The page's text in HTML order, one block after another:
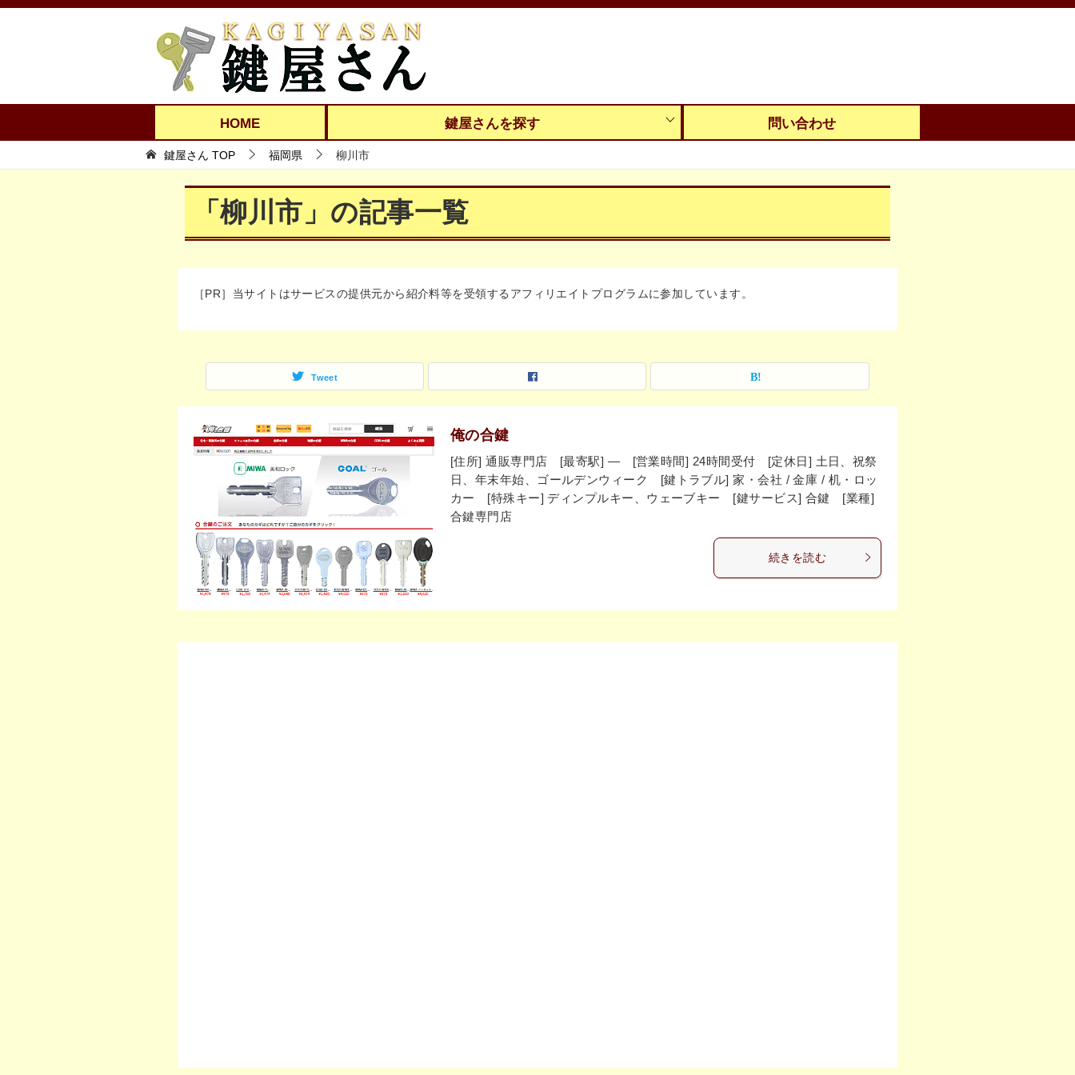
HOME 鍵屋さんを探す 問い合わせ
鍵屋さん TOP 福岡県 柳川市
「柳川市」の記事一覧
［PR］当サイトはサービスの提供元から紹介料等を受領するアフィリエイトプログラムに参加しています。
Tweet
俺の合鍵
[住所] 通販専門店 [最寄駅] ― [営業時間] 24時間受付 [定休日] 土日、祝祭
日、年末年始、ゴールデンウィーク [鍵トラブル] 家・会社 / 金庫 / 机・ロッ
カー [特殊キー] ディンプルキー、ウェーブキー [鍵サービス] 合鍵 [業種]
合鍵専門店
続きを読む